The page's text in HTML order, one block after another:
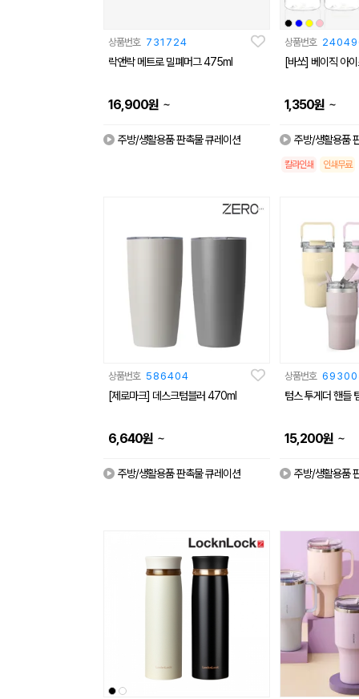
상품번호 731724
락앤락 메트로 밀폐머그 475ml
16,900원 ~
주방/생활용품 판촉물 큐레이션
상품번호
[바쏘] 베이직 아
1,350원 ~
주방/생활용품
칼라인쇄 인쇄무료
상품번호 586404
[제로마크] 데스크텀블러 470ml
6,640원 ~
주방/생활용품 판촉물 큐레이션
상품번호
텀스 투게더 핸들
15,200원 ~
주방/생활용품